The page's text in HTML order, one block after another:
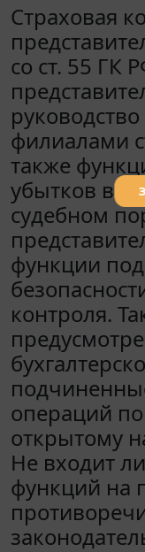
Страховая
со ст. 55 ГК
филиалами
также
убытков в
судебном
функции
контроля.
операций по
открытому
Не входит
функций на